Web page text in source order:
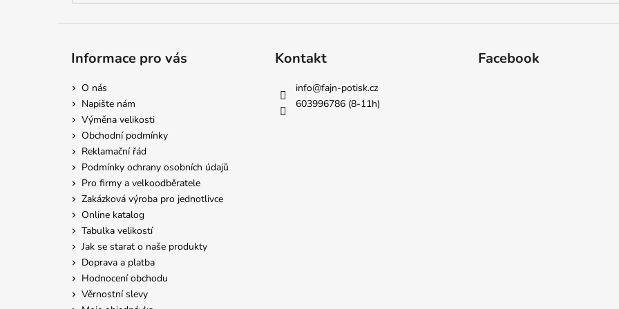
Informace pro vás
O nás
Napište nám
Výměna velikosti
Obchodní podmínky
Reklamační řád
Podmínky ochrany osobních údajů
Pro firmy a velkoodběratele
Zakázková výroba pro jednotlivce
Online katalog
Tabulka velikostí
Jak se starat o naše produkty
Doprava a platba
Hodnocení obchodu
Věrnostní slevy
Kontakt
info@fajn-potisk.cz
603996786 (8-11h)
Facebook